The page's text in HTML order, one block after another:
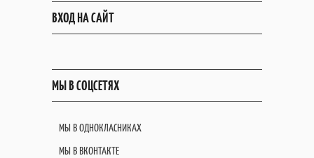
ВХОД НА САЙТ
МЫ В СОЦСЕТЯХ
МЫ В ОДНОКЛАСНИКАХ
МЫ В ВКОНТАКТЕ